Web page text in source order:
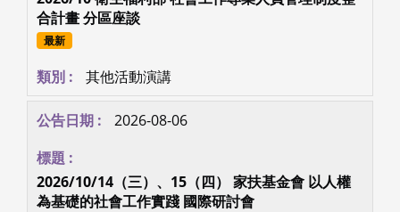
合計畫 分區座談
最新
其他活動演講
2026-08-06
2026/10/14（三）、15（四） 家扶基金會 以人權
為基礎的社會工作實踐 國際研討會